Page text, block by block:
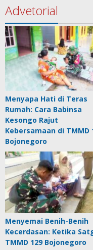
Advetorial
Menyapa Hati di Teras
Rumah: Cara Babinsa
Kesongo Rajut
Kebersamaan di TMMD
Bojonegoro
Menyemai Benih-Benih
Kecerdasan: Ketika
TMMD 129 Bojonegoro